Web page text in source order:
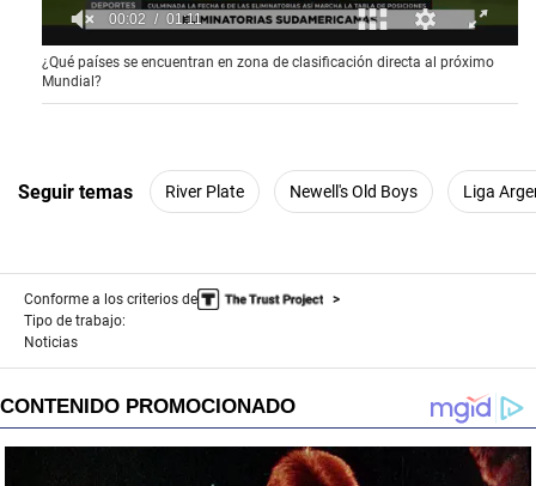
0
o
f
1
u
t
s
e
c
d
s
¿Qué países se encuentran en zona de clasificación directa al próximo
Mundial?
Seguir temas River Plate Newell's Old Boys Liga
Conforme a los criterios de
Tipo de trabajo:
Noticias